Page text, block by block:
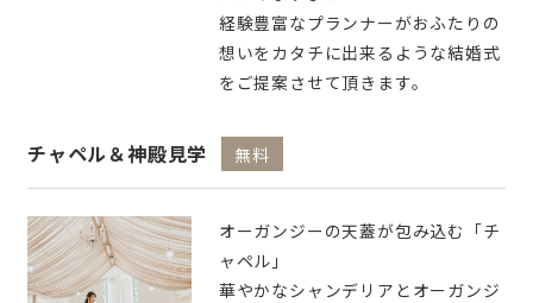
経験豊富なプランナーがおふたりの
想いをカタチに出来るような結婚式
をご提案させて頂きます。
チャペル＆神殿見学 無料
オーガンジーの天蓋が包み込む「チ
ャペル」
華やかなシャンデリアとオーガンジ